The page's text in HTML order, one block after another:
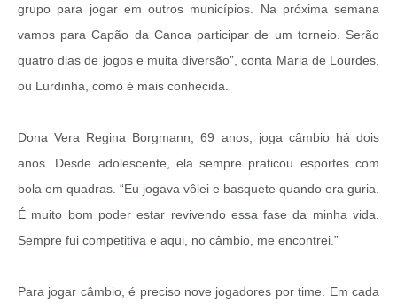
grupo para jogar em outros municípios. Na próxima semana
vamos para Capão da Canoa participar de um torneio. Serão
quatro dias de jogos e muita diversão”, conta Maria de Lourdes,
ou Lurdinha, como é mais conhecida.
Dona Vera Regina Borgmann, 69 anos, joga câmbio há dois
anos. Desde adolescente, ela sempre praticou esportes com
bola em quadras. “Eu jogava vôlei e basquete quando era guria.
É muito bom poder estar revivendo essa fase da minha vida.
Sempre fui competitiva e aqui, no câmbio, me encontrei.”
Para jogar câmbio, é preciso nove jogadores por time. Em cada